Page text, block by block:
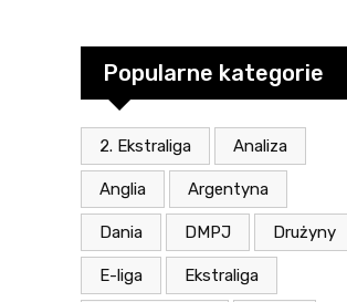
Popularne kategorie
2. Ekstraliga Analiza
Anglia Argentyna
Dania DMPJ Drużyny
E-liga Ekstraliga